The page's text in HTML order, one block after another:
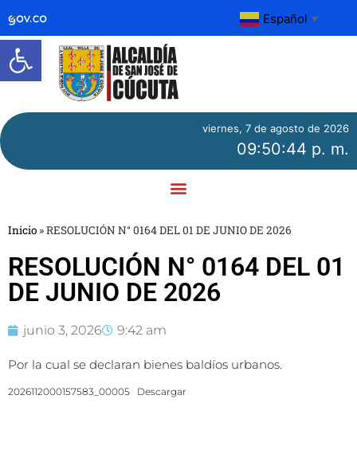
Abrir barra de herramientas
Español ▼
viernes, 7 de agosto de 2026
09:50:44 p. m.
Inicio »RESOLUCIÓN N° 0164 DEL 01 DE JUNIO DE 2026
RESOLUCIÓN N° 0164 DEL 01
DE JUNIO DE 2026
junio 3, 2026 9:42 am
Por la cual se declaran bienes baldíos urbanos.
2026112000157583_00005 Descargar